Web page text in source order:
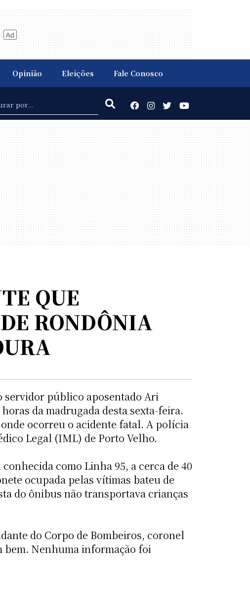
Opinião Eleições Fale Conosco
QUE
RONDÔNIA
servidor público aposentado Ari
da madrugada desta sexta-feira.
ocorreu o acidente fatal. A polícia
Legal (IML) de Porto Velho.
como Linha 95, a cerca de 40
ocupada pelas vítimas bateu de
do ônibus não transportava crianças
do Corpo de Bombeiros, coronel
bem. Nenhuma informação foi